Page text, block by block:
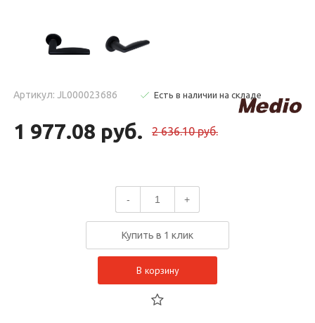
Артикул: JL000023686 Есть в наличии на складе
1 977.08 руб. 2 636.10 руб.
- +
Купить в 1 клик
В корзину